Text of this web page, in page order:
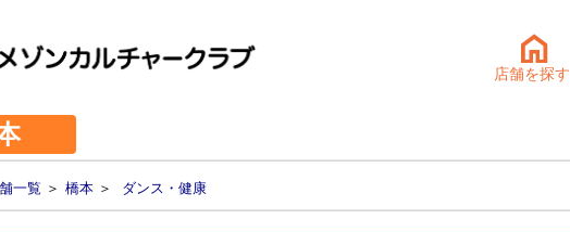
店舗を探す
一覧 ＞ 橋本 ＞ ダンス・健康